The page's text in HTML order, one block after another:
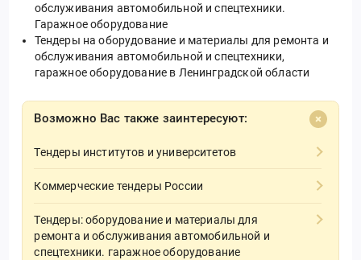
обслуживания автомобильной и спецтехники.
Гаражное оборудование
Тендеры на оборудование и материалы для ремонта и
обслуживания автомобильной и спецтехники,
гаражное оборудование в Ленинградской области
Возможно Вас также заинтересуют:
Тендеры институтов и университетов
Коммерческие тендеры России
Тендеры: оборудование и материалы для
ремонта и обслуживания автомобильной и
спецтехники. гаражное оборудование